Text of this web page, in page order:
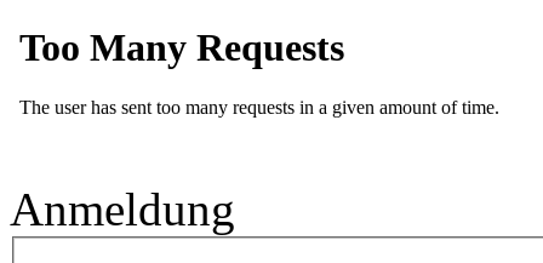
Anmeldung